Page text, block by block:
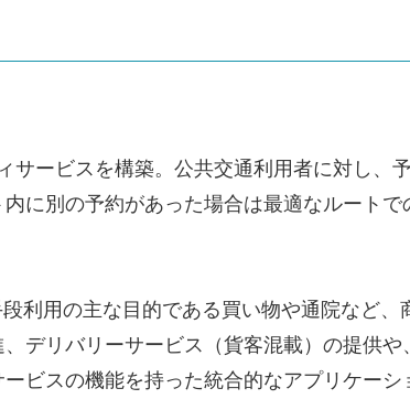
サービスを構築。公共交通利用者に対し、
に別の予約があった場合は最適なルート
利用の主な目的である買い物や通院など
デリバリーサービス（貨客混載）の提供
ビスの機能を持った統合的なアプリケーシ